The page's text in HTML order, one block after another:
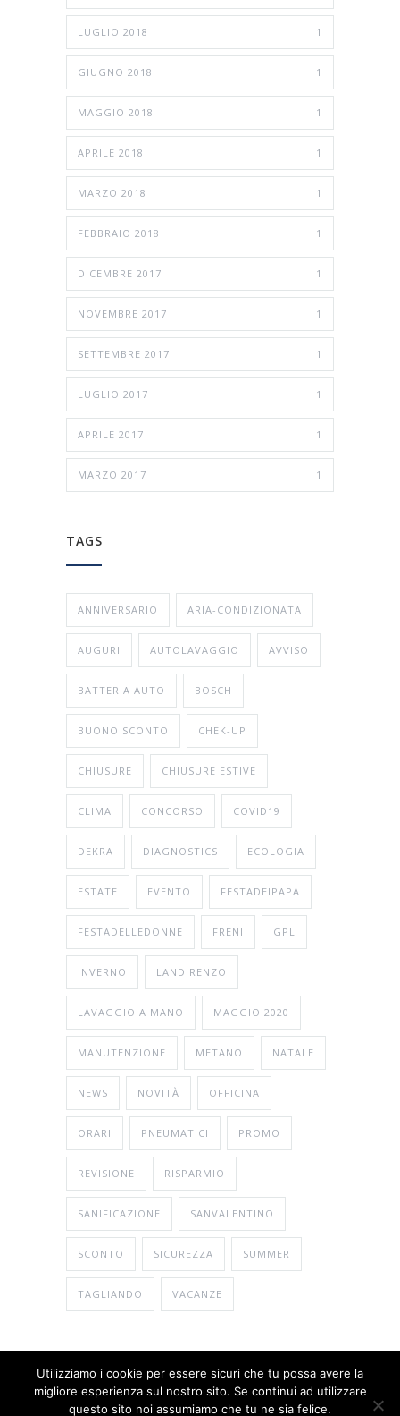
LUGLIO 2018 1
GIUGNO 2018 1
MAGGIO 2018 1
APRILE 2018 1
MARZO 2018 1
FEBBRAIO 2018 1
DICEMBRE 2017 1
NOVEMBRE 2017 1
SETTEMBRE 2017 1
LUGLIO 2017 1
APRILE 2017 1
MARZO 2017 1
TAGS
ANNIVERSARIO ARIA-CONDIZIONATA
AUGURI AUTOLAVAGGIO AVVISO
BATTERIA AUTO BOSCH
BUONO SCONTO CHEK-UP
CHIUSURE CHIUSURE ESTIVE
CLIMA CONCORSO COVID19
DEKRA DIAGNOSTICS ECOLOGIA
ESTATE EVENTO FESTADEIPAPA
FESTADELLEDONNE FRENI GPL
INVERNO LANDIRENZO
LAVAGGIO A MANO MAGGIO 2020
MANUTENZIONE METANO NATALE
NEWS NOVITÀ OFFICINA
ORARI PNEUMATICI PROMO
REVISIONE RISPARMIO
SANIFICAZIONE SANVALENTINO
SCONTO SICUREZZA SUMMER
TAGLIANDO VACANZE
© Copyright 2026Gema Bosch Car Service
Utilizziamo i cookie per essere sicuri che tu possa avere la
migliore esperienza sul nostro sito. Se continui ad utilizzare
questo sito noi assumiamo che tu ne sia felice.